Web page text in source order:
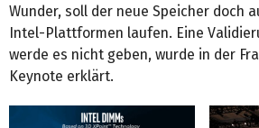
Wunder, soll der neue Speicher doch
Intel-Plattformen laufen. Eine
werde es nicht geben, wurde in der
Keynote erklärt.